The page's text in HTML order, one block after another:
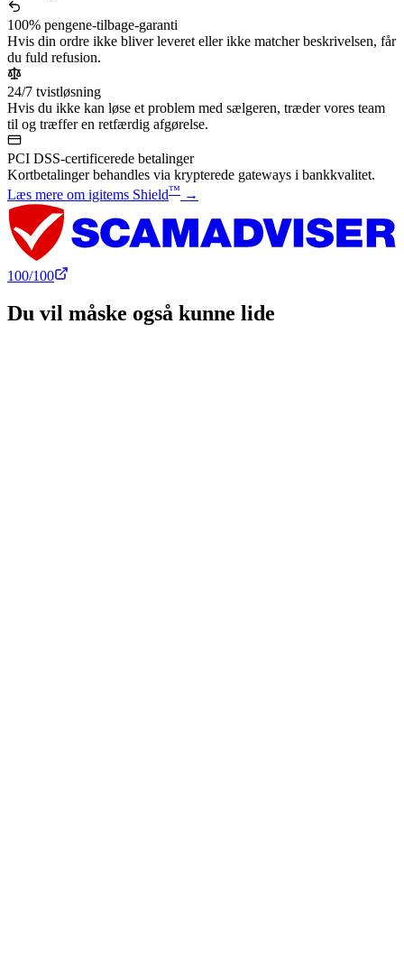
100% pengene-tilbage-garanti
Hvis din ordre ikke bliver leveret eller ikke matcher beskrivelsen, får
du fuld refusion.
24/7 tvistløsning
Hvis du ikke kan løse et problem med sælgeren, træder vores team
til og træffer en retfærdig afgørelse.
PCI DSS-certificerede betalinger
Kortbetalinger behandles via krypterede gateways i bankkvalitet.
Læs mere om igitems Shield™ →
100/100
Du vil måske også kunne lide